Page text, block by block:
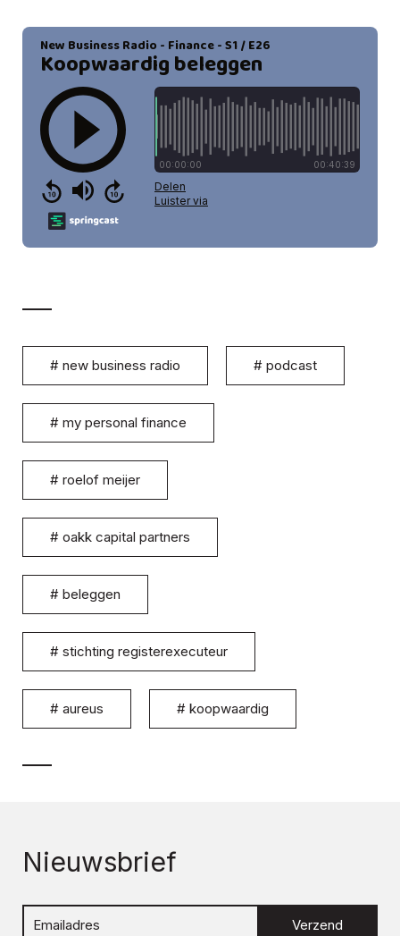
# new business radio # podcast
# my personal finance
# roelof meijer
# oakk capital partners
# beleggen
# stichting registerexecuteur
# aureus # koopwaardig
Nieuwsbrief
Verzend